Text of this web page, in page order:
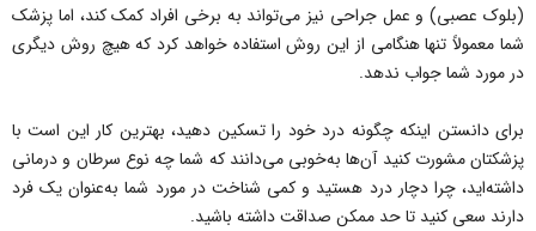
(بلوک عصبی) و عمل جراحی نیز می‌تواند به برخی افراد کمک کند، اما پزشک
شما معمولاً تنها هنگامی از این روش استفاده خواهد کرد که هیچ روش دیگری
در مورد شما جواب ندهد.
برای دانستن اینکه چگونه درد خود را تسکین دهید، بهترین کار این است با
پزشکتان مشورت کنید آن‌ها به‌خوبی می‌دانند که شما چه نوع سرطان و درمانی
داشته‌اید، چرا دچار درد هستید و کمی شناخت در مورد شما به‌عنوان یک فرد
دارند سعی کنید تا حد ممکن صداقت داشته باشید.